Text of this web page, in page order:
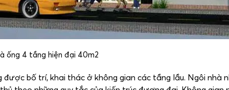
ống 4 tầng hiện đại 40m2
được bố trí, khai thác ở không gian các tầng lầu. Ngôi